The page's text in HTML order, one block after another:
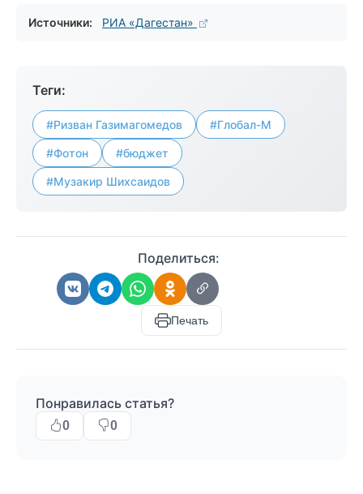
Источники: РИА «Дагестан»
Теги:
#Ризван Газимагомедов #Глобал-М
#Фотон #бюджет
#Музакир Шихсаидов
Поделиться:
Печать
Понравилась статья?
0 0